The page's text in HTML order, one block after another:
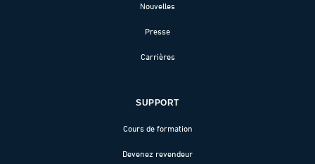
Nouvelles
Presse
Carrières
SUPPORT
Cours de formation
Devenez revendeur